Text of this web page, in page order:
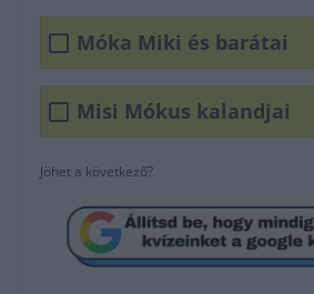
Móka Miki és barátai
Misi Mókus kalandjai
Jöhet a következő?